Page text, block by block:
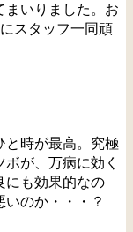
まいりました。お
スタッフ一同頑
と時が最高。究極
が、万病に効く
にも効果的なの
のか・・・？